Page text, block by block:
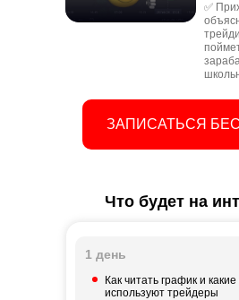
ЗАПИСАТЬСЯ
✅
Что будет на
1 день
Как читать график и
используют трейдеры